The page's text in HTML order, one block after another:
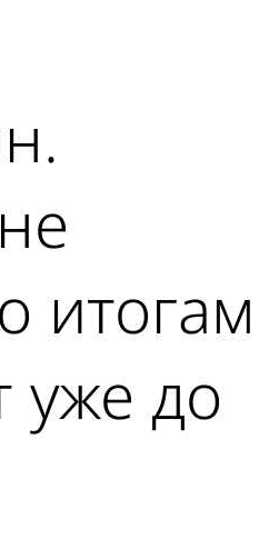
итогам
уже до